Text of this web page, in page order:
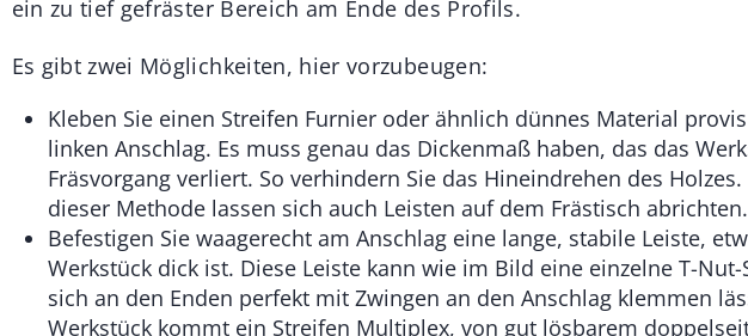
ein zu tief gefräster Bereich am Ende des Profils.
Es gibt zwei Möglichkeiten, hier vorzubeugen:
Kleben Sie einen Streifen Furnier oder ähnlich dünnes Material
linken Anschlag. Es muss genau das Dickenmaß haben, das das
Fräsvorgang verliert. So verhindern Sie das Hineindrehen des
dieser Methode lassen sich auch Leisten auf dem Frästisch abrichten.
Befestigen Sie waagerecht am Anschlag eine lange, stabile Leiste,
Werkstück dick ist. Diese Leiste kann wie im Bild eine einzelne T-
sich an den Enden perfekt mit Zwingen an den Anschlag klemmen
Werkstück kommt ein Streifen Multiplex, von gut lösbarem